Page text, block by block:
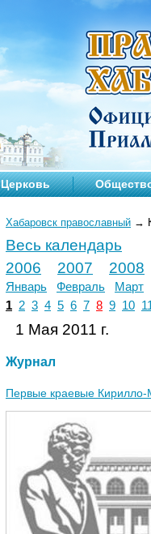
Церковь
Хабаровск православный →
Весь календарь
2006
2007 2008
Январь Февраль Март
1 2 3 4 5 6 7 8 9 10
1 Мая 2011 г.
Журнал
Первые краевые Кирилло-